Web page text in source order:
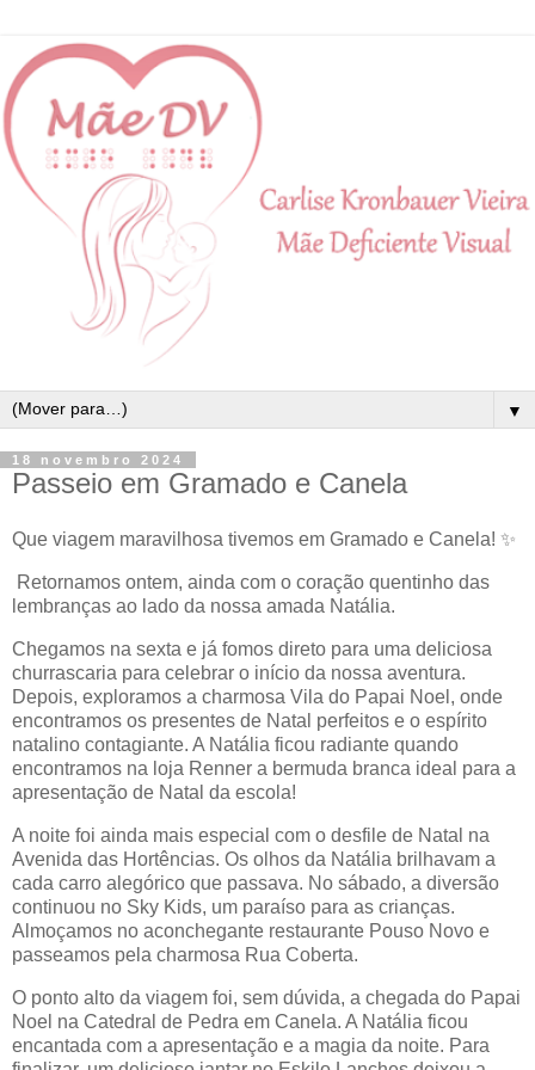
▼
18 novembro 2024
Passeio em Gramado e Canela
Que viagem maravilhosa tivemos em Gramado e Canela! ✨
Retornamos ontem, ainda com o coração quentinho das
lembranças ao lado da nossa amada Natália.
Chegamos na sexta e já fomos direto para uma deliciosa
churrascaria para celebrar o início da nossa aventura.
Depois, exploramos a charmosa Vila do Papai Noel, onde
encontramos os presentes de Natal perfeitos e o espírito
natalino contagiante. A Natália ficou radiante quando
encontramos na loja Renner a bermuda branca ideal para a
apresentação de Natal da escola!
A noite foi ainda mais especial com o desfile de Natal na
Avenida das Hortências. Os olhos da Natália brilhavam a
cada carro alegórico que passava. No sábado, a diversão
continuou no Sky Kids, um paraíso para as crianças.
Almoçamos no aconchegante restaurante Pouso Novo e
passeamos pela charmosa Rua Coberta.
O ponto alto da viagem foi, sem dúvida, a chegada do Papai
Noel na Catedral de Pedra em Canela. A Natália ficou
encantada com a apresentação e a magia da noite. Para